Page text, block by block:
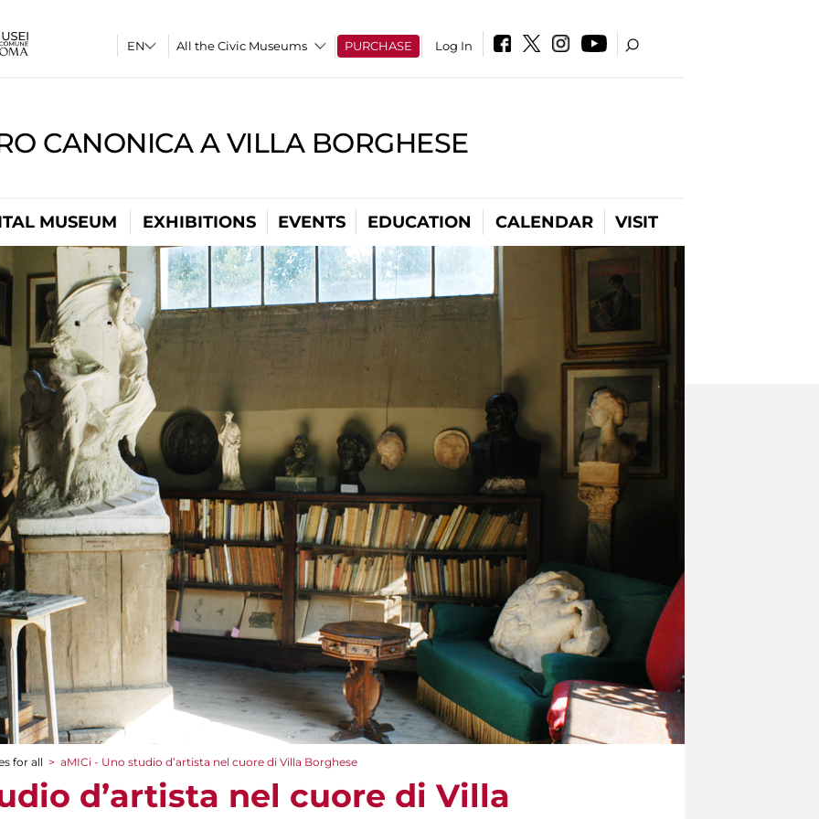
All the Civic Museums PURCHASE Log In
CANONICA A VILLA BORGHESE
MUSEUM EXHIBITIONS EVENTS EDUCATION CALENDAR VISIT
for all > aMICi - Uno studio d’artista nel cuore di Villa Borghese
d’artista nel cuore di Villa